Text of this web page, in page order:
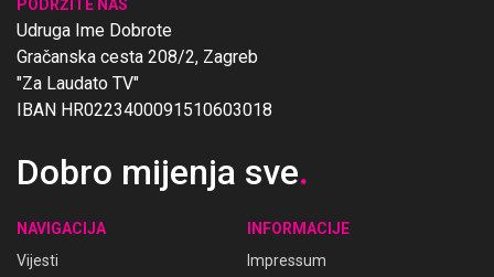
PODRŽITE NAS
Udruga Ime Dobrote
Gračanska cesta 208/2, Zagreb
"Za Laudato TV"
IBAN HR0223400091510603018
Dobro mijenja sve.
NAVIGACIJA
Vijesti
INFORMACIJE
Impressum